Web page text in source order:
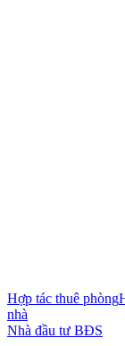
Hợp tác thuê phòng
nhà
Nhà đầu tư BĐS